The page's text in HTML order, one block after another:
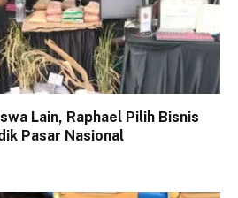
Lain, Raphael Pilih Bisnis
Pasar Nasional